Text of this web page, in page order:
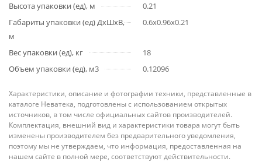
Высота упаковки (ед), м
0.21
Габариты упаковки (ед) ДхШхВ,
м
0.6x0.96x0.21
Вес упаковки (ед), кг
18
Объем упаковки (ед), м3
0.12096
Характеристики, описание и фотографии техники, представленные в
каталоге Неватека, подготовлены с использованием открытых
источников, в том числе официальных сайтов производителей.
Комплектация, внешний вид и характеристики товара могут быть
изменены производителем без предварительного уведомления,
поэтому мы не утверждаем, что информация, предоставленная на
нашем сайте в полной мере, соответствуют действительности.